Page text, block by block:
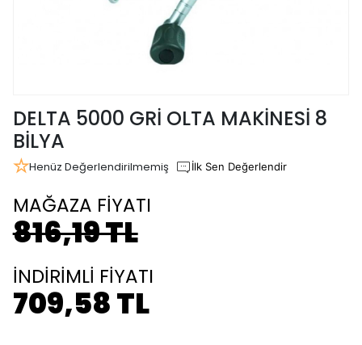
DELTA 5000 GRİ OLTA MAKİNESİ 8
BİLYA
Henüz Değerlendirilmemiş İlk Sen Değerlendir
MAĞAZA FİYATI
816,19 TL
İNDİRİMLİ FİYATI
709,58 TL